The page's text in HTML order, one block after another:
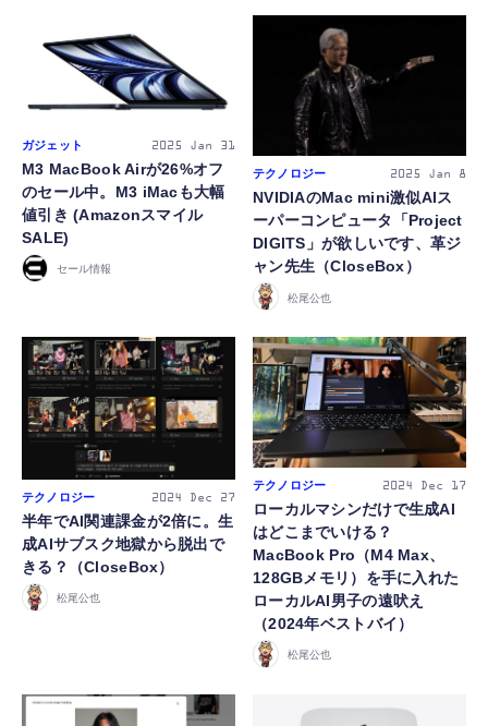
ガジェット 2025 Jan 31
M3 MacBook Airが26%オフ
のセール中。M3 iMacも大幅
値引き (Amazonスマイル
SALE)
セール情報
テクノロジー 2025 Jan 8
NVIDIAのMac mini激似AIス
ーパーコンピュータ「Project
DIGITS」が欲しいです、革ジ
ャン先生（CloseBox）
松尾公也
テクノロジー 2024 Dec 27
半年でAI関連課金が2倍に。生
成AIサブスク地獄から脱出で
きる？（CloseBox）
松尾公也
テクノロジー 2024 Dec 17
ローカルマシンだけで生成AI
はどこまでいける？
MacBook Pro（M4 Max、
128GBメモリ）を手に入れた
ローカルAI男子の遠吠え
（2024年ベストバイ）
松尾公也